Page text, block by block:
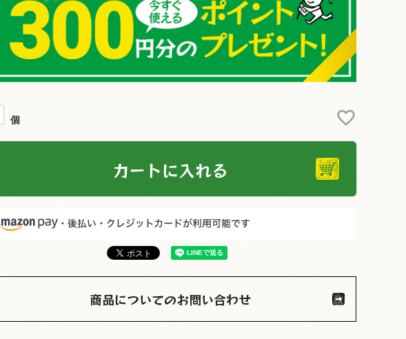
カートに入れる
商品についてのお問い合わせ